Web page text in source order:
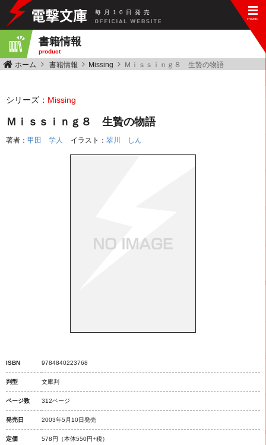
毎 月 10 日 発 売
書籍情報
product
ホーム 書籍情報 Missing Ｍｉｓｓｉｎｇ８ 生贄の物語
シリーズ： Missing
Ｍｉｓｓｉｎｇ８ 生贄の物語
著者： 甲田 学人 イラスト： 翠川 しん
ISBN 9784840223768
判型 文庫判
ページ数 312ページ
発売日 2003年5月10日発売
定価 578円 （本体550円+税）